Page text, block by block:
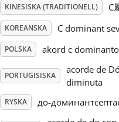
Українська
简体中文
繁體中文
KINESISKA (TRADITIONELL) C
KOREANSKA C dominant
POLSKA akord c
PORTUGISISKA
acorde de
diminuta
RYSKA
до-